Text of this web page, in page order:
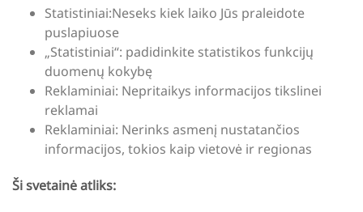
Statistiniai:Neseks kiek laiko Jūs praleidote
puslapiuose
„Statistiniai“: padidinkite statistikos funkcijų
duomenų kokybę
Reklaminiai: Nepritaikys informacijos tikslinei
reklamai
Reklaminiai: Nerinks asmenį nustatančios
informacijos, tokios kaip vietovė ir regionas
Ši svetainė atliks: